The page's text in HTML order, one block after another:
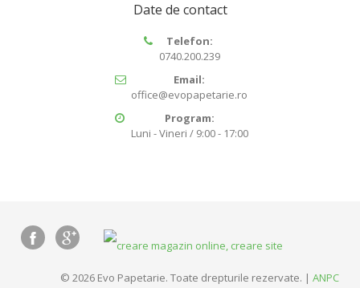
Date de contact
Telefon:
0740.200.239
Email:
office@evopapetarie.ro
Program:
Luni - Vineri / 9:00 - 17:00
© 2026 Evo Papetarie. Toate drepturile rezervate. | ANPC